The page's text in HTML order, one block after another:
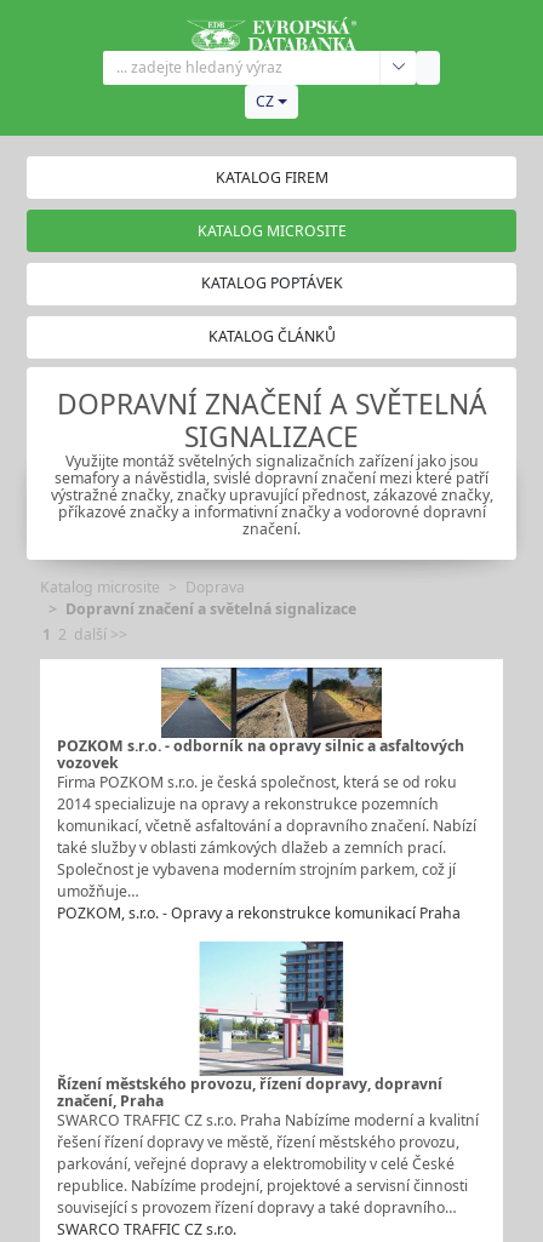
CZ
KATALOG FIREM
KATALOG MICROSITE
KATALOG POPTÁVEK
KATALOG ČLÁNKŮ
DOPRAVNÍ ZNAČENÍ A SVĚTELNÁ
SIGNALIZACE
Využijte montáž světelných signalizačních zařízení jako jsou
semafory a návěstidla, svislé dopravní značení mezi které patří
výstražné značky, značky upravující přednost, zákazové značky,
příkazové značky a informativní značky a vodorovné dopravní
značení.
Katalog microsite
Doprava
Dopravní značení a světelná signalizace
1 2 další >>
POZKOM s.r.o. - odborník na opravy silnic a asfaltových
vozovek
Firma POZKOM s.r.o. je česká společnost, která se od roku
2014 specializuje na opravy a rekonstrukce pozemních
komunikací, včetně asfaltování a dopravního značení. Nabízí
také služby v oblasti zámkových dlažeb a zemních prací.
Společnost je vybavena moderním strojním parkem, což jí
umožňuje…
POZKOM, s.r.o. - Opravy a rekonstrukce komunikací Praha
Řízení městského provozu, řízení dopravy, dopravní
značení, Praha
SWARCO TRAFFIC CZ s.r.o. Praha Nabízíme moderní a kvalitní
řešení řízení dopravy ve městě, řízení městského provozu,
parkování, veřejné dopravy a elektromobility v celé České
republice. Nabízíme prodejní, projektové a servisní činnosti
související s provozem řízení dopravy a také dopravního…
SWARCO TRAFFIC CZ s.r.o.